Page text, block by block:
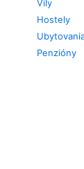
Vily
Hostely
Penzióny